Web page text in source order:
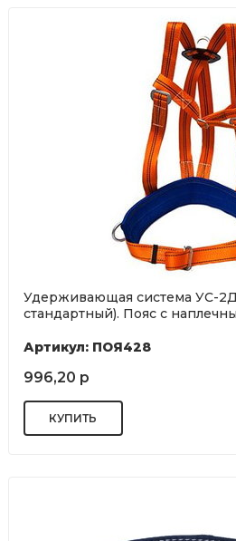
Удерживающая система УС-
стандартный). Пояс с
Артикул: ПОЯ428
996,20 р